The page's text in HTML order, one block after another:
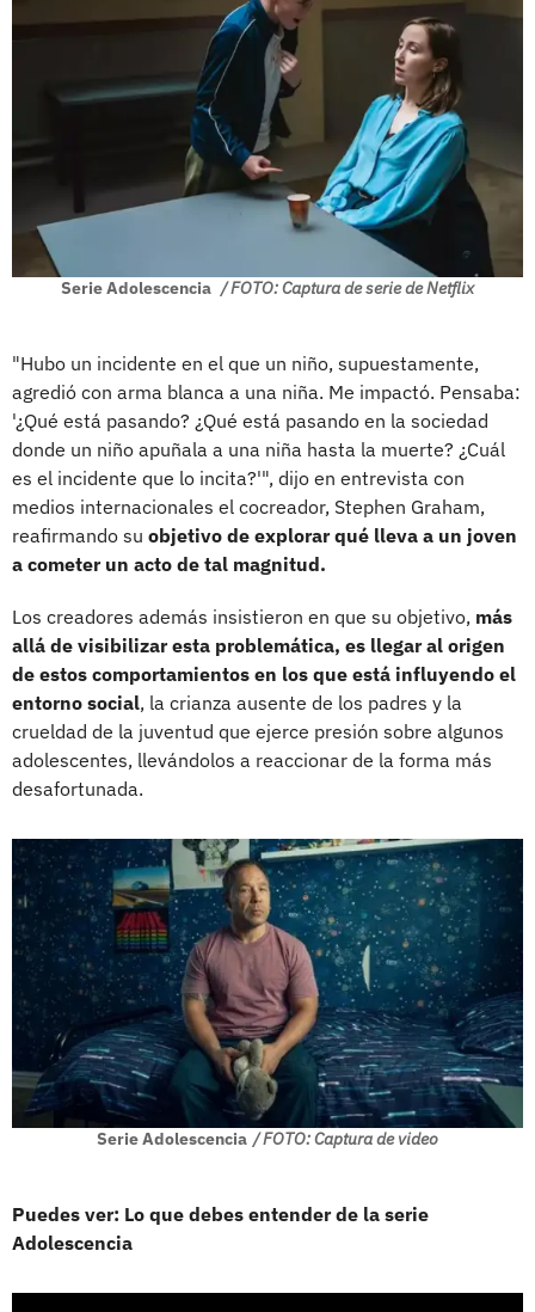
Serie Adolescencia / FOTO: Captura de serie de Netflix
"Hubo un incidente en el que un niño, supuestamente,
agredió con arma blanca a una niña. Me impactó. Pensaba:
'¿Qué está pasando? ¿Qué está pasando en la sociedad
donde un niño apuñala a una niña hasta la muerte? ¿Cuál
es el incidente que lo incita?'", dijo en entrevista con
medios internacionales el cocreador, Stephen Graham,
reafirmando su objetivo de explorar qué lleva a un joven
a cometer un acto de tal magnitud.
Los creadores además insistieron en que su objetivo, más
allá de visibilizar esta problemática, es llegar al origen
de estos comportamientos en los que está influyendo el
entorno social, la crianza ausente de los padres y la
crueldad de la juventud que ejerce presión sobre algunos
adolescentes, llevándolos a reaccionar de la forma más
desafortunada.
Serie Adolescencia / FOTO: Captura de video
Puedes ver: Lo que debes entender de la serie
Adolescencia